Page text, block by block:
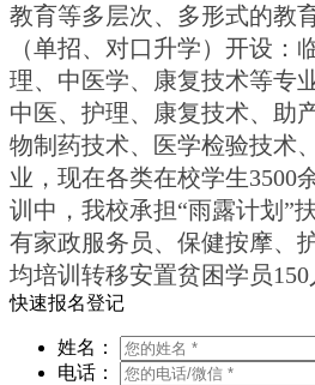
教育等多层次、多形式的教
（单招、对口升学）开设：
理、中医学、康复技术等专
中医、护理、康复技术、助
物制药技术、医学检验技术
业，现在各类在校学生3500
训中，我校承担“雨露计划”
有家政服务员、保健按摩、
均培训转移安置贫困学员150
快速报名登记
姓名：
电话：